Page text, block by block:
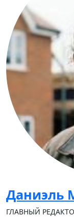
Даниэль
ГЛАВНЫЙ